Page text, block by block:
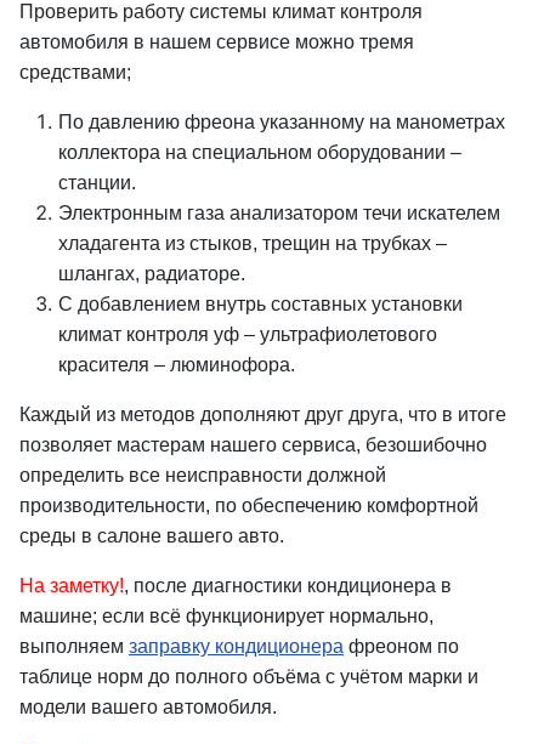
Проверить работу системы климат контроля
автомобиля в нашем сервисе можно тремя
средствами;
По давлению фреона указанному на манометрах
коллектора на специальном оборудовании –
станции.
Электронным газа анализатором течи искателем
хладагента из стыков, трещин на трубках –
шлангах, радиаторе.
С добавлением внутрь составных установки
климат контроля уф – ультрафиолетового
красителя – люминофора.
Каждый из методов дополняют друг друга, что в итоге
позволяет мастерам нашего сервиса, безошибочно
определить все неисправности должной
производительности, по обеспечению комфортной
среды в салоне вашего авто.
На заметку!, после диагностики кондиционера в
машине; если всё функционирует нормально,
выполняем заправку кондиционера фреоном по
таблице норм до полного объёма с учётом марки и
модели вашего автомобиля.